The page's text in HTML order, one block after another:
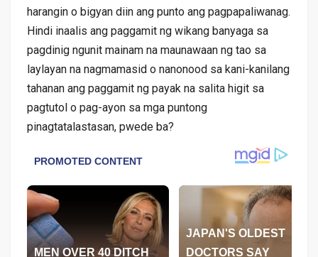
harangin o bigyan diin ang punto ang pagpapaliwanag.
Hindi inaalis ang paggamit ng wikang banyaga sa
pagdinig ngunit mainam na maunawaan ng tao sa
laylayan na nagmamasid o nanonood sa kani-kanilang
tahanan ang paggamit ng payak na salita higit sa
pagtutol o pag-ayon sa mga puntong
pinagtatalastasan, pwede ba?